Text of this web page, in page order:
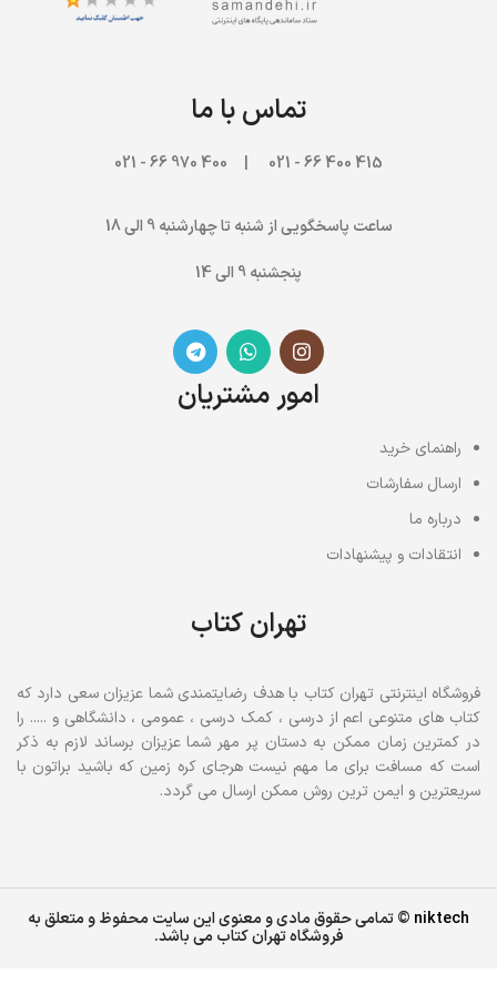
تماس با ما
415 400 66 - 021 | 400
ساعت پاسخگویی از شنبه تا چهارشنبه 9 الی 18
پنجشنبه 9 الی 14
امور مشتریان
راهنمای خرید
ارسال سفارشات
درباره ما
انتقادات و پیشنهادات
تهران کتاب
فروشگاه اینترنتی تهران کتاب با هدف رضایتمندی شما عزیزان سعی دارد که
کتاب های متنوعی اعم از درسی ، کمک درسی ، عمومی ، دانشگاهی و ..... را
در کمترین زمان ممکن به دستان پر مهر شما عزیزان برساند لازم به ذکر
است که مسافت برای ما مهم نیست هرجای کره زمین که باشید براتون با
سریعترین و ایمن ترین روش ممکن ارسال می گردد.
niktech © تمامی حقوق مادی و معنوی این سایت محفوظ و متعلق به
فروشگاه تهران کتاب می باشد.